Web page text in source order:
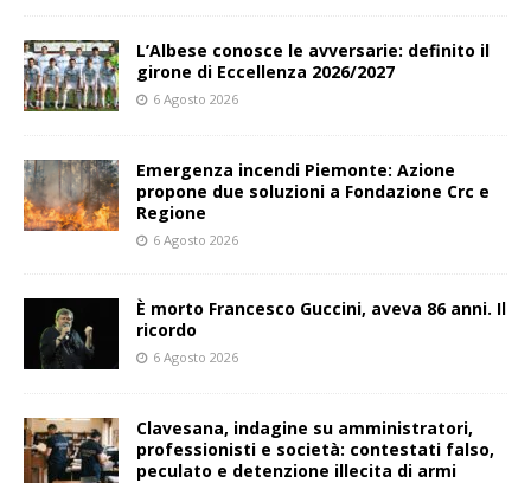
L’Albese conosce le avversarie: definito il
girone di Eccellenza 2026/2027
6 Agosto 2026
Emergenza incendi Piemonte: Azione
propone due soluzioni a Fondazione Crc e
Regione
6 Agosto 2026
È morto Francesco Guccini, aveva 86 anni. Il
ricordo
6 Agosto 2026
Clavesana, indagine su amministratori,
professionisti e società: contestati falso,
peculato e detenzione illecita di armi